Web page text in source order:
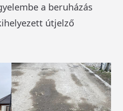
a beruházás
útjelző